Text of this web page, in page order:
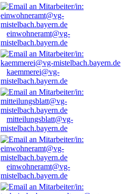
einwohneramt@vg-
mistelbach.bayern.de
kaemmerei@vg-
mistelbach.bayern.de
mitteilungsblatt@vg-
mistelbach.bayern.de
einwohneramt@vg-
mistelbach.bayern.de